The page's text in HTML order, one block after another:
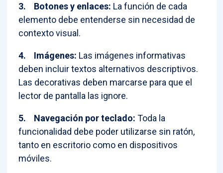
3. Botones y enlaces: La función de cada
elemento debe entenderse sin necesidad de
contexto visual.
4. Imágenes: Las imágenes informativas
deben incluir textos alternativos descriptivos.
Las decorativas deben marcarse para que el
lector de pantalla las ignore.
5. Navegación por teclado:Toda la
funcionalidad debe poder utilizarse sin ratón,
tanto en escritorio como en dispositivos
móviles.